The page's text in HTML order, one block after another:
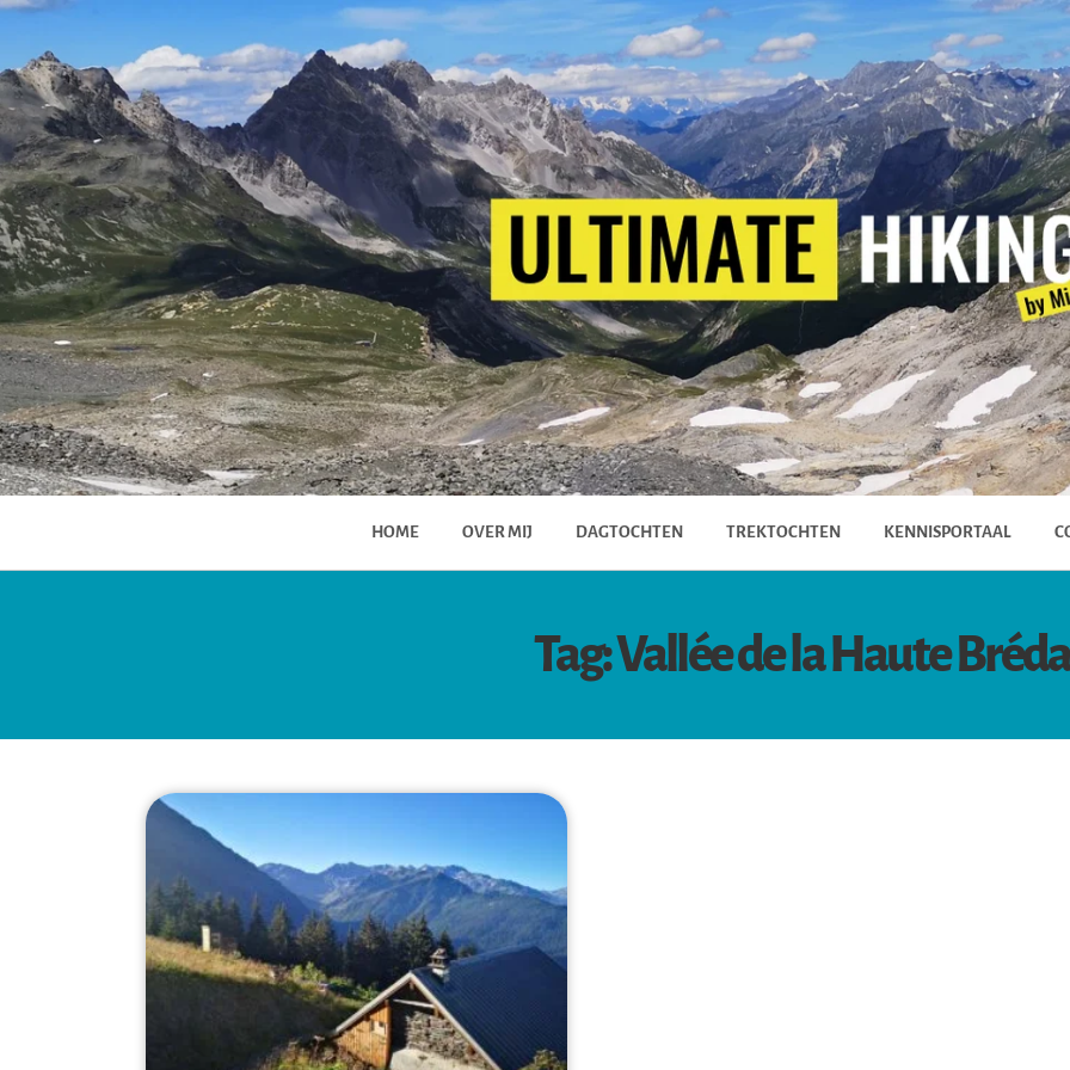
HOME OVER MIJ DAGTOCHTEN TREKTOCHTEN KENNISPORTAAL
Tag: Vallée de la Haute Bréda